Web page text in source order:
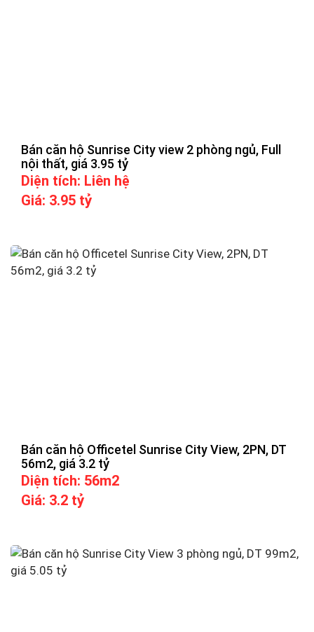
Bán căn hộ Sunrise City view 2 phòng ngủ, Full
nội thất, giá 3.95 tỷ
Diện tích: Liên hệ
Giá: 3.95 tỷ
Bán căn hộ Officetel Sunrise City View, 2PN, DT
56m2, giá 3.2 tỷ
Diện tích: 56m2
Giá: 3.2 tỷ